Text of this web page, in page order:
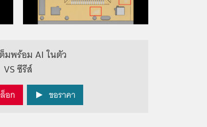
มพร้อม AI ในตัว
VS ซีรีส์
อก ขอราคา